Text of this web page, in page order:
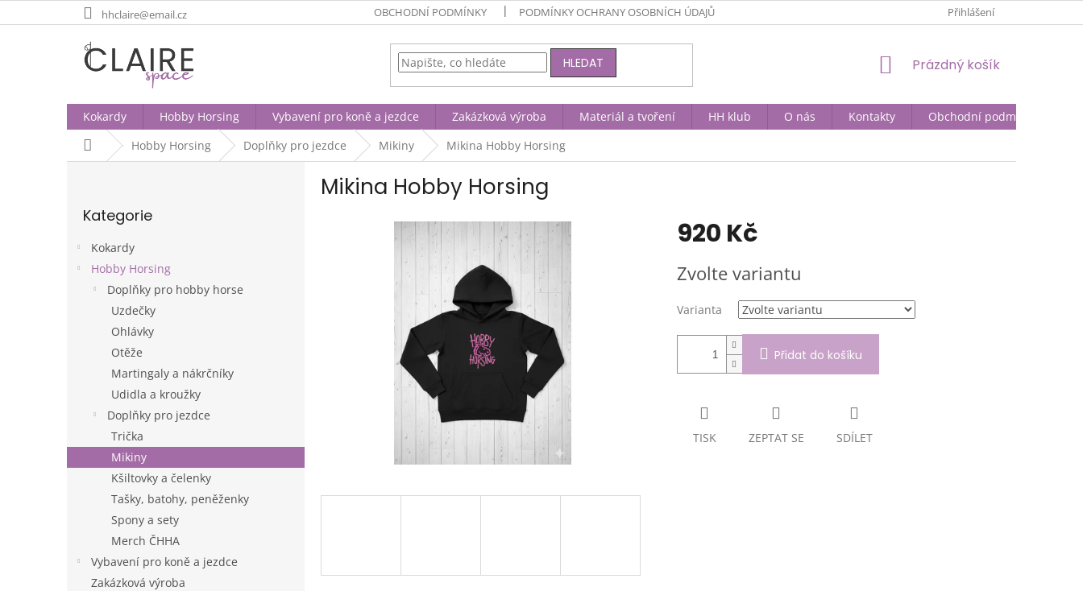
na
hhclaire@email.cz OBCHODNÍ PODMÍNKY PODMÍNKY OCHRANY OSOBNÍCH ÚDAJŮ Přihlášení
HLEDAT
NÁKUPNÍ
Prázdný košík
Kokardy Hobby Horsing Vybavení pro koně a jezdce Zakázková výroba Materiál a tvoření HH klub O nás Kontakty
Obchodní podmínky
Domů Hobby Horsing Doplňky pro jezdce Mikiny Mikina Hobby Horsing
kategorie
Kategorie
Kokardy
Hobby Horsing
Doplňky pro hobby horse
Uzdečky
Ohlávky
Otěže
Martingaly a nákrčníky
Udidla a kroužky
Doplňky pro jezdce
Trička
Mikiny
Kšiltovky a čelenky
Tašky, batohy, peněženky
Spony a sety
Merch ČHHA
Vybavení pro koně a jezdce
Zakázková výroba
Mikina Hobby Horsing
920 Kč
cena:
Zvolte variantu
Varianta
Přidat do košíku
TISK ZEPTAT SE SDÍLET